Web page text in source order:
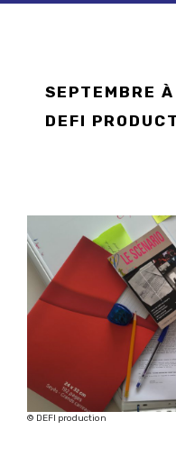
SEPTEMBRE
DEFI
© DEFI production